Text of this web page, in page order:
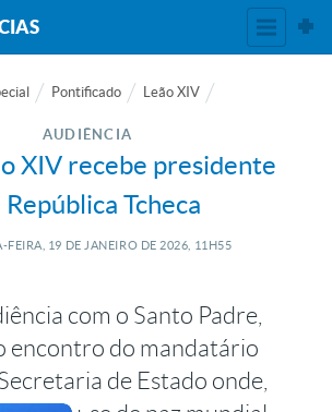
Pontificado Leão XIV
AUDIÊNCIA
XIV recebe presidente
República Tcheca
FEIRA, 19 DE JANEIRO DE 2026, 11H55
com o Santo Padre,
encontro do mandatário
de Estado onde,